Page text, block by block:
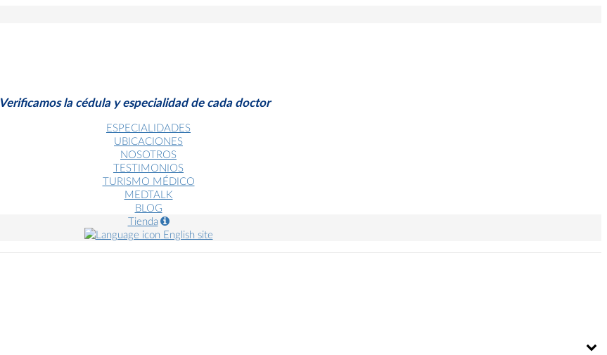
Verificamos la cédula y especialidad de cada doctor
ESPECIALIDADES
UBICACIONES
NOSOTROS
TESTIMONIOS
TURISMO MÉDICO
MEDTALK
BLOG
Tienda
English site